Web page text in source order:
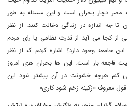
مصر دچار بحران است و این مسئله به طور
جه اندازه در زندگی دخالت کنند. از نظر
کجا می آید از قدرت نظامی یا رای مردم
جامعه وجود دارد؟ اشاره کردم که از نظر
فاجعه بار است. این ها بحران های امروز
هرچه خشونت در آن بیشتر شود این
معروف «زکینه زخم شود کاری»